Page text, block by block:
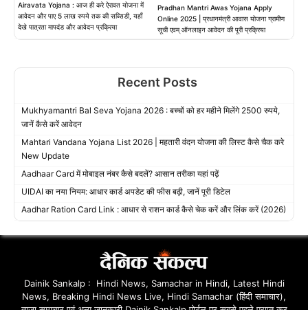
Airavata Yojana : आज ही करे ऐरावत योजना में
आवेदन और पाए 5 लाख रुपये तक की सब्सिडी, यहाँ
देखे पात्रता मापदंड और आवेदन प्रक्रिया
Pradhan Mantri Awas Yojana Apply
Online 2025 | प्रधानमंत्री आवास योजना ग्रामीण
सूची एवम् ऑनलाइन आवेदन की पूरी प्रक्रिया
Recent Posts
Mukhyamantri Bal Seva Yojana 2026 : बच्चों को हर महीने मिलेंगे 2500 रुपये,
जानें कैसे करें आवेदन
Mahtari Vandana Yojana List 2026 | महतारी वंदन योजना की लिस्ट कैसे चैक करे
New Update
Aadhaar Card में मोबाइल नंबर कैसे बदलें? आसान तरीका यहां पढ़ें
UIDAI का नया नियम: आधार कार्ड अपडेट की फीस बढ़ी, जानें पूरी डिटेल
Aadhar Ration Card Link : आधार से राशन कार्ड कैसे चेक करें और लिंक करें (2026)
Dainik Sankalp : Hindi News, Samachar in Hindi, Latest Hindi
News, Breaking Hindi News Live, Hindi Samachar (हिंदी समाचार),